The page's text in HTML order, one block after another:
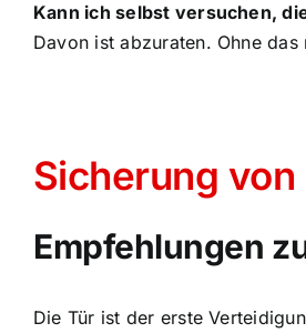
Kann ich selbst versuchen,
Davon ist abzuraten. Ohne
Sicherung von
Empfehlungen
Die Tür ist der erste